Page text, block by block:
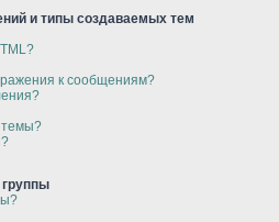
и типы создаваемых тем
к сообщениям?
темы?
группы